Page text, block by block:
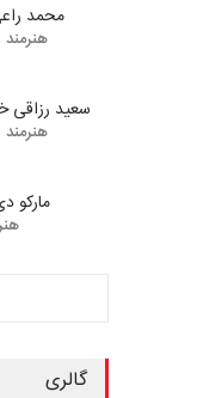
محمد
هنرمند
سعید
هنرمند
مارکو
گالری